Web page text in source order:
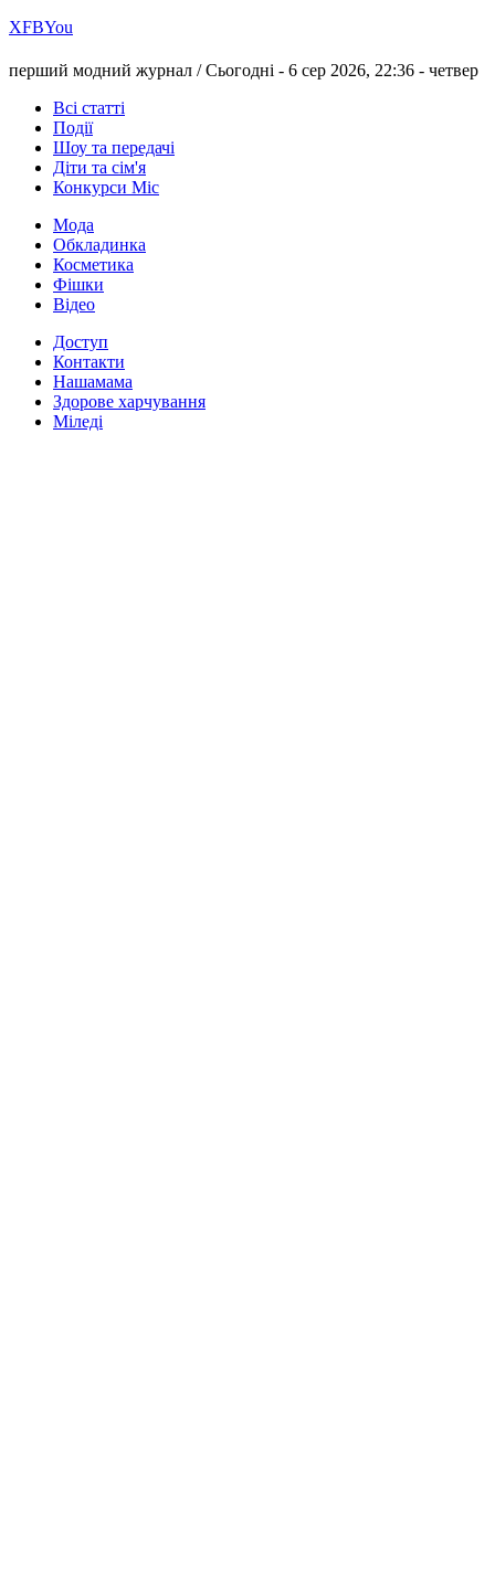
ХFBYou
перший модний журнал /Сьогодні - 6 сер 2026, 22:36 - четвер
Всі статті
Події
Шоу та передачі
Діти та сім'я
Конкурси Міс
Мода
Обкладинка
Косметика
Фішки
Відео
Доступ
Контакти
Нашамама
Здорове харчування
Міледі